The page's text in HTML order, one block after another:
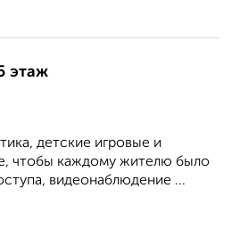
этаж
детские игровые и
чтобы каждому жителю было
видеонаблюдение ...